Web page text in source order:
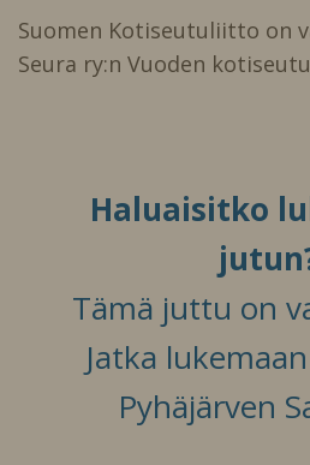
Suomen Kotiseutuliitto on
Seura ry:n Vuoden
Haluaisitko
Tämä juttu on
Jatka
Pyhäjärven